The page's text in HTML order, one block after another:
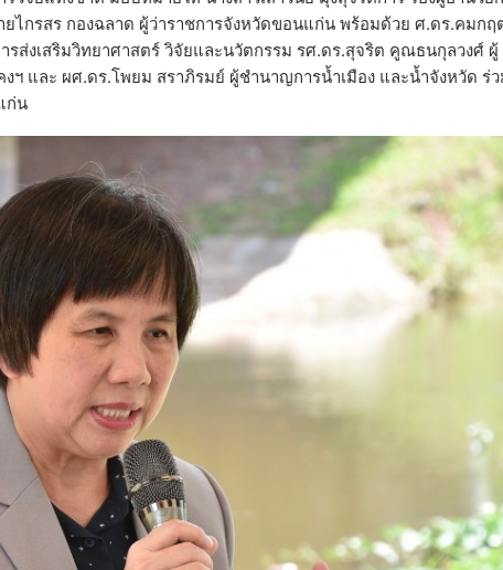
ไกรสร กองฉลาด ผู้ว่าราชการจังหวัดขอนแก่น พร้อมด้วย ศ.ดร.คมกฤ
รส่งเสริมวิทยาศาสตร์ วิจัยและนวัตกรรม รศ.ดร.สุจริต คูณธนกุลวงศ์ ผู้
ฯ และ ผศ.ดร.โพยม สราภิรมย์ ผู้ชำนาญการน้ำเมือง และน้ำจังหวัด ร่
ก่น